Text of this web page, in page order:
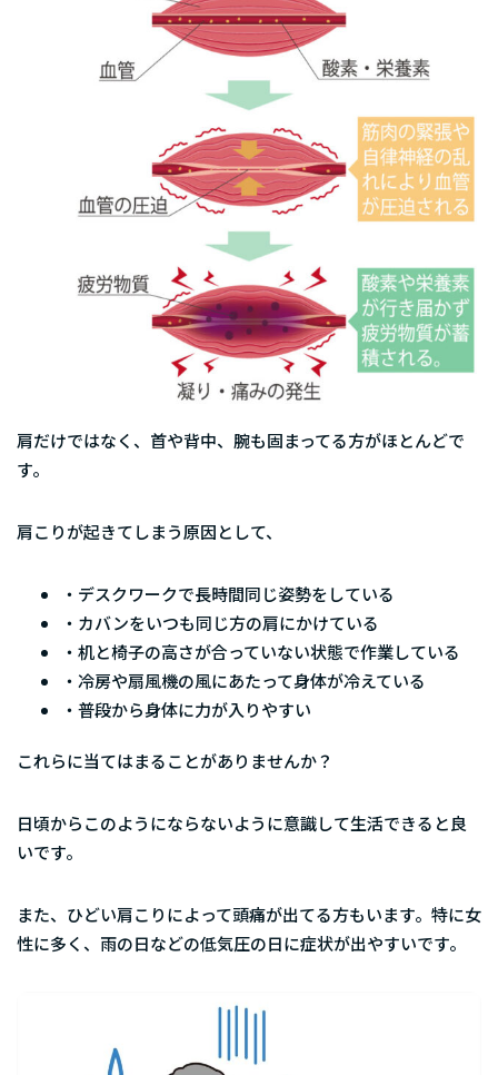
肩だけではなく、首や背中、腕も固まってる方がほとんどで
す。
肩こりが起きてしまう原因として、
・デスクワークで長時間同じ姿勢をしている
・カバンをいつも同じ方の肩にかけている
・机と椅子の高さが合っていない状態で作業している
・冷房や扇風機の風にあたって身体が冷えている
・普段から身体に力が入りやすい
これらに当てはまることがありませんか？
日頃からこのようにならないように意識して生活できると良
いです。
また、ひどい肩こりによって頭痛が出てる方もいます。特に女
性に多く、雨の日などの低気圧の日に症状が出やすいです。